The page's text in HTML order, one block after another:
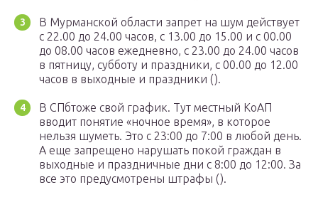
В Мурманской области запрет на шум действует
с 22.00 до 24.00 часов, с 13.00 до 15.00 и с 00.00
до 08.00 часов ежедневно, с 23.00 до 24.00 часов
в пятницу, субботу и праздники, с 00.00 до 12.00
часов в выходные и праздники ().
В СПбтоже свой график. Тут местный КоАП
вводит понятие «ночное время», в которое
нельзя шуметь. Это с 23:00 до 7:00 в любой день.
А еще запрещено нарушать покой граждан в
выходные и праздничные дни с 8:00 до 12:00. За
все это предусмотрены штрафы ().